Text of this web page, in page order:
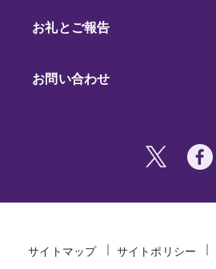
お礼とご報告
お問い合わせ
サイトマップ サイトポリシー